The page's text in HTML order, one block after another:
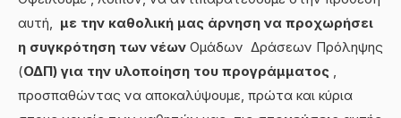
αυτή, με την καθολική μας άρνηση να προχωρήσει
η συγκρότηση των νέων Ομάδων Δράσεων Πρόληψης
(ΟΔΠ) για την υλοποίηση του προγράμματος ,
προσπαθώντας να αποκαλύψουμε, πρώτα και κύρια